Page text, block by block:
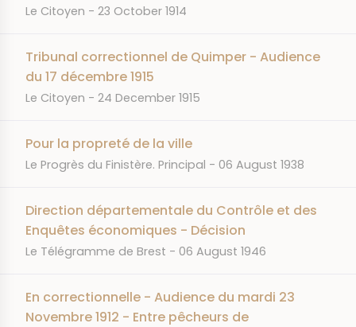
JOURNAL
Le Citoyen DATE
23 October 1914
Tribunal correctionnel de Quimper - Audience
du 17 décembre 1915
JOURNAL
Le Citoyen DATE
24 December 1915
Pour la propreté de la ville
JOURNAL
Le Progrès du Finistère. Principal DATE
06 August 1938
Direction départementale du Contrôle et des
Enquêtes économiques - Décision
JOURNAL
Le Télégramme de Brest DATE
06 August 1946
En correctionnelle - Audience du mardi 23
Novembre 1912 - Entre pêcheurs de